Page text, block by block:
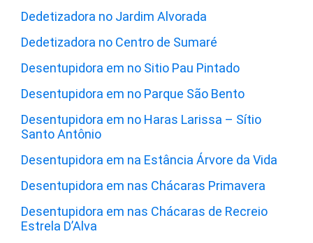
Dedetizadora no Jardim Alvorada
Dedetizadora no Centro de Sumaré
Desentupidora em no Sitio Pau Pintado
Desentupidora em no Parque São Bento
Desentupidora em no Haras Larissa – Sítio
Santo Antônio
Desentupidora em na Estância Árvore da Vida
Desentupidora em nas Chácaras Primavera
Desentupidora em nas Chácaras de Recreio
Estrela D’Alva